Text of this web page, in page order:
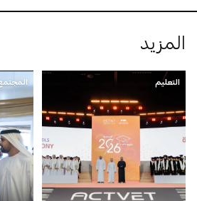
المزيد
التعليم المجتمع